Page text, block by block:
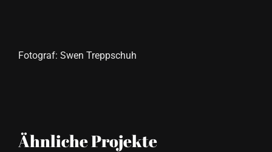
Fotograf: Swen Treppschuh
Ähnliche Projekte